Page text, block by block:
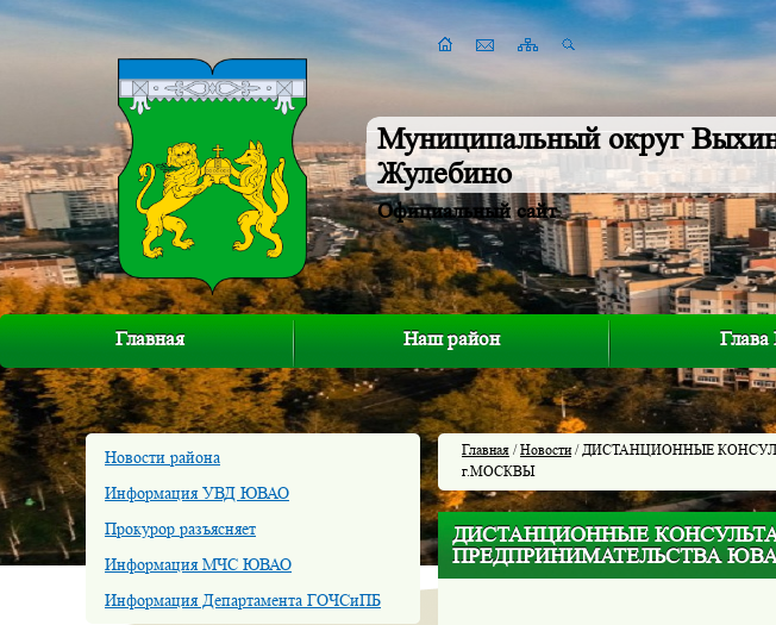
Муниципальный округ
Жулебино
Официальный сайт
Главная Наш район
Новости района
Информация УВД ЮВАО
Прокурор разъясняет
Информация МЧС ЮВАО
Информация Департамента ГОЧСиПБ
Главная /Новости/ ДИСТАНЦИОННЫЕ
г.МОСКВЫ
ДИСТАНЦИОННЫЕ
ПРЕДПРИНИМАТЕЛЬСТВА